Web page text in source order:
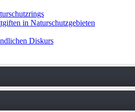
in Naturschutzgebieten
Diskurs